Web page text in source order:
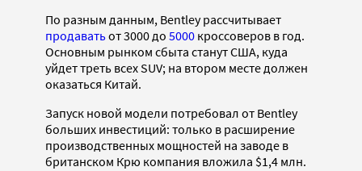
По разным данным, Bentley рассчитывает
продаватьот 3000 до 5000 кроссоверов в год.
Основным рынком сбыта станут США, куда
уйдет треть всех SUV; на втором месте должен
оказаться Китай.
Запуск новой модели потребовал от Bentley
больших инвестиций: только в расширение
производственных мощностей на заводе в
британском Крю компания вложила $1,4 млн.